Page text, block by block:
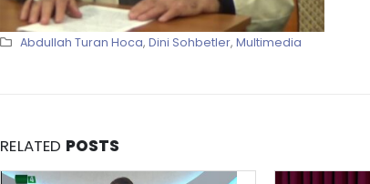
Abdullah Turan Hoca, Dini Sohbetler, Multimedia
RELATED POSTS